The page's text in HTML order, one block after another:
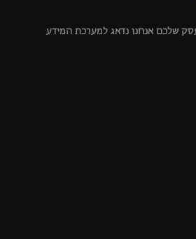
שלכם אנחנו נדאג למערכת המידע